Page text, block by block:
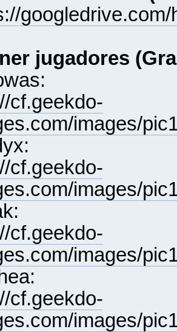
jugadores
cf.geekdo-
images/
cf.geekdo-
images/
cf.geekdo-
images/
cf.geekdo-
images/